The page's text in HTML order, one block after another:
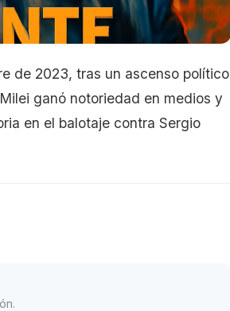
de 2023, tras un ascenso político
ganó notoriedad en medios y
en el balotaje contra Sergio